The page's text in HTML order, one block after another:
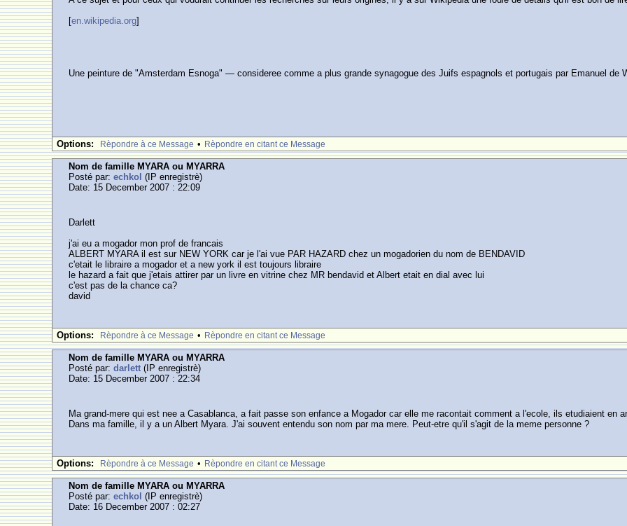
[en.wikipedia.org]
Une peinture de "Amsterdam Esnoga" — consideree comme a plus grande synagogue des Juifs espagnols et portugais par Emanuel de
Options: Rèpondre à ce Message • Rèpondre en citant ce Message
Nom de famille MYARA ou MYARRA
Posté par:echkol (IP enregistrè)
Date: 15 December 2007 : 22:09
Darlett
j'ai eu a mogador mon prof de francais
ALBERT MYARA il est sur NEW YORK car je l'ai vue PAR HAZARD chez un mogadorien du nom de BENDAVID
c'etait le libraire a mogador et a new york il est toujours libraire
le hazard a fait que j'etais attirer par un livre en vitrine chez MR bendavid et Albert etait en dial avec lui
c'est pas de la chance ca?
david
Options: Rèpondre à ce Message • Rèpondre en citant ce Message
Nom de famille MYARA ou MYARRA
Posté par:darlett (IP enregistrè)
Date: 15 December 2007 : 22:34
Ma grand-mere qui est nee a Casablanca, a fait passe son enfance a Mogador car elle me racontait comment a l'ecole, ils etudiaient en
Dans ma famille, il y a un Albert Myara. J'ai souvent entendu son nom par ma mere. Peut-etre qu'il s'agit de la meme personne ?
Options: Rèpondre à ce Message • Rèpondre en citant ce Message
Nom de famille MYARA ou MYARRA
Posté par:echkol (IP enregistrè)
Date: 16 December 2007 : 02:27